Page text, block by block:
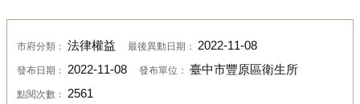
市府分類： 法律權益 最後異動日期： 2022-11-08
發布日期： 2022-11-08 發布單位： 臺中市豐原區衛生所
點閱次數： 2561